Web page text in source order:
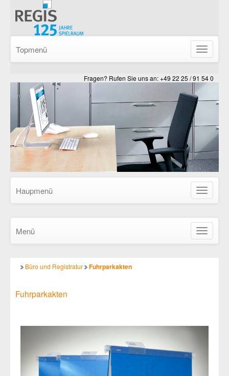
ein-/
Topmenü
Fragen? Rufen Sie uns an: +49 22 25 / 91 54 0
ein-/
Haupmenü
ein-/
Menü
Büro und Registratur Fuhrparkakten
Fuhrparkakten